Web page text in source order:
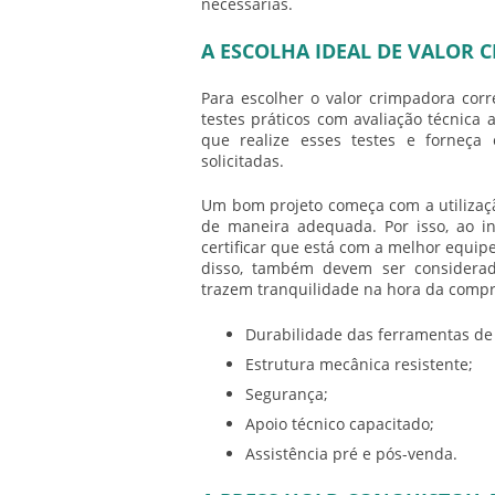
A ESCOLHA IDEAL DE VALOR
Para escolher o valor crimpadora
testes práticos com avaliação
que realize esses testes e forneça
solicitadas.
Um bom projeto começa com a
de maneira adequada. Por isso, ao
certificar que está com a melhor
disso, também devem ser
trazem tranquilidade na hora da
Durabilidade das ferramentas
Estrutura mecânica resistente;
Segurança;
Apoio técnico capacitado;
Assistência pré e pós-venda.